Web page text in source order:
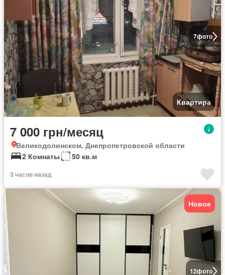
7фото
Квартира
7 000 грн/месяц
Великодолинском, Днепропетровской области
2 Комнаты
50 кв.м
3 часов назад
12фото
Новое